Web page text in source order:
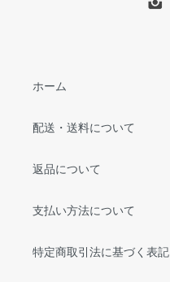
ホーム
配送・送料について
返品について
支払い方法について
特定商取引法に基づく表記